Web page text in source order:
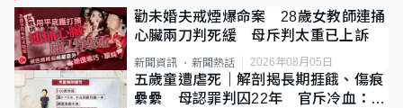
勸未婚夫戒煙爆命案 28歲女教師連捅
心臟兩刀判死緩 母斥判太重已上訴
新聞資訊 新聞熱話 2026年08月05日
五歲童遭虐死｜解剖揭長期捱餓、傷痕
纍纍 母認罪判囚22年 官斥冷血：同